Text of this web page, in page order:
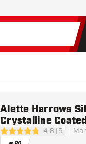
4.8 stelle di valutazione
4.8 (5)
Alette Harrows
Crystalline Coated